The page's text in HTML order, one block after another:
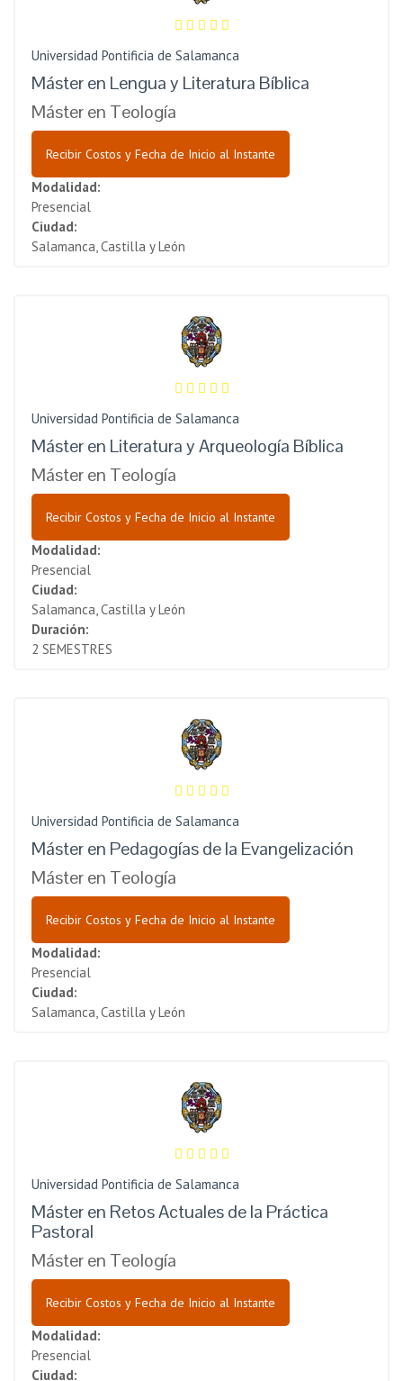
Universidad Pontificia de Salamanca
Máster en Lengua y Literatura Bíblica
Máster en Teología
Recibir Costos y Fecha de Inicio al Instante
Modalidad:
Presencial
Ciudad:
Salamanca, Castilla y León
Universidad Pontificia de Salamanca
Máster en Literatura y Arqueología Bíblica
Máster en Teología
Recibir Costos y Fecha de Inicio al Instante
Modalidad:
Presencial
Ciudad:
Salamanca, Castilla y León
Duración:
2 SEMESTRES
Universidad Pontificia de Salamanca
Máster en Pedagogías de la Evangelización
Máster en Teología
Recibir Costos y Fecha de Inicio al Instante
Modalidad:
Presencial
Ciudad:
Salamanca, Castilla y León
Universidad Pontificia de Salamanca
Máster en Retos Actuales de la Práctica
Pastoral
Máster en Teología
Recibir Costos y Fecha de Inicio al Instante
Modalidad:
Presencial
Ciudad: